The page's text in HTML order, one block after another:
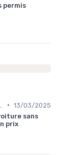
permis
• 13/03/2025
sans
prix